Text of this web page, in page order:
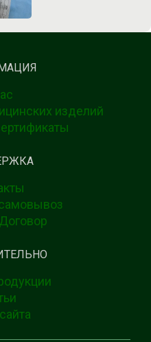
изделий